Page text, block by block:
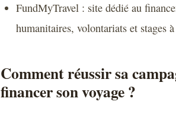
FundMyTravel : site dédié au
humanitaires, volontariats et stages à
Comment réussir sa
financer son voyage ?